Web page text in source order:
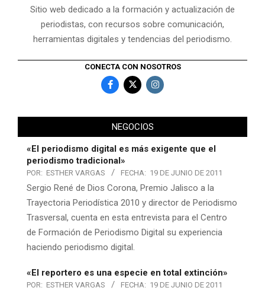
Sitio web dedicado a la formación y actualización de
periodistas, con recursos sobre comunicación,
herramientas digitales y tendencias del periodismo.
CONECTA CON NOSOTROS
NEGOCIOS
«El periodismo digital es más exigente que el
periodismo tradicional»
POR: ESTHER VARGAS FECHA: 19 DE JUNIO DE 2011
Sergio René de Dios Corona, Premio Jalisco a la
Trayectoria Periodística 2010 y director de Periodismo
Trasversal, cuenta en esta entrevista para el Centro
de Formación de Periodismo Digital su experiencia
haciendo periodismo digital.
«El reportero es una especie en total extinción»
POR: ESTHER VARGAS FECHA: 19 DE JUNIO DE 2011